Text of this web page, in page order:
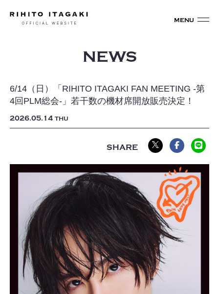
NEWS
6/14（日）「RIHITO ITAGAKI FAN MEETING -第
4回PLM総会-」若干数の機材席開放販売決定！
2026 05 14 THU